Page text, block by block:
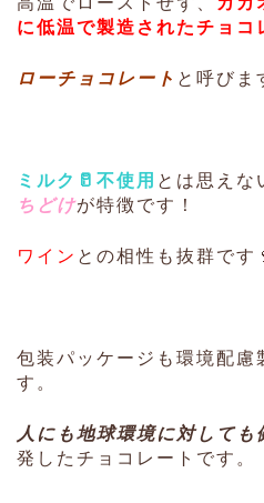
に低温で製造されたチョコ
ローチョコレート と呼びま
ミルク🥛不使用 とは思えな
ちどけが特徴です！
ワイン との相性も抜群です
包装パッケージも環境配慮
す。
人にも地球環境に対しても
発したチョコレートです。